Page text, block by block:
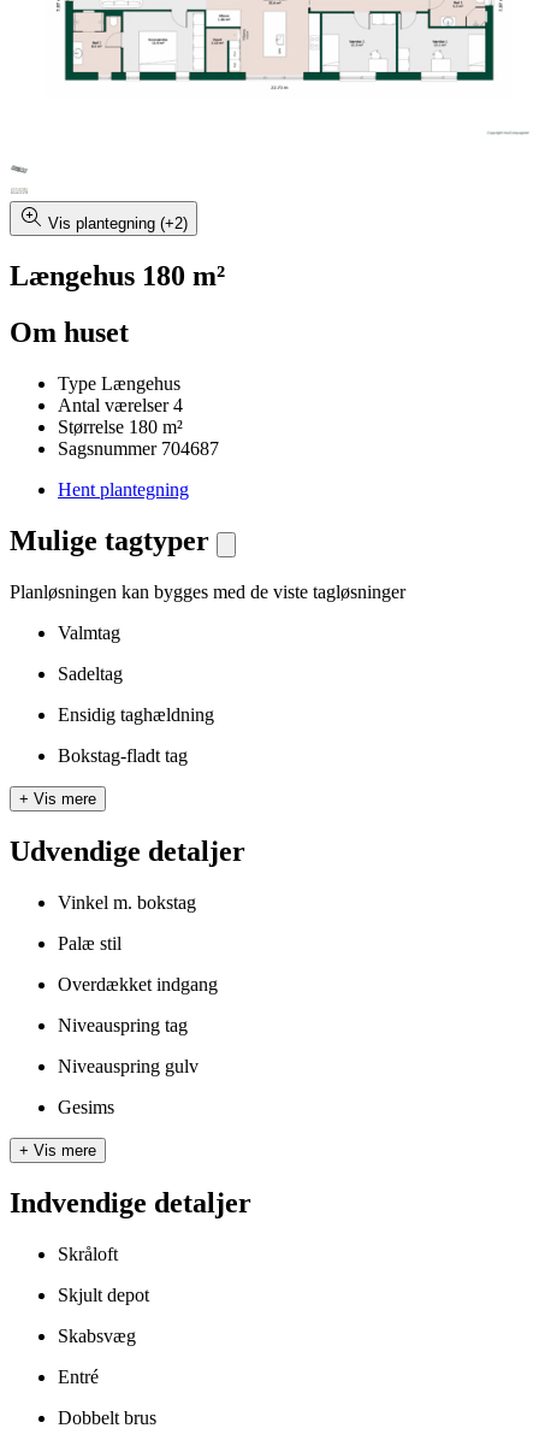
Vis plantegning (+2)
Længehus 180 m²
Om huset
Type Længehus
Antal værelser 4
Størrelse 180 m²
Sagsnummer 704687
Hent plantegning
Mulige tagtyper
Planløsningen kan bygges med de viste tagløsninger
Valmtag
Sadeltag
Ensidig taghældning
Bokstag-fladt tag
+ Vis mere
Udvendige detaljer
Vinkel m. bokstag
Palæ stil
Overdækket indgang
Niveauspring tag
Niveauspring gulv
Gesims
+ Vis mere
Indvendige detaljer
Skråloft
Skjult depot
Skabsvæg
Entré
Dobbelt brus